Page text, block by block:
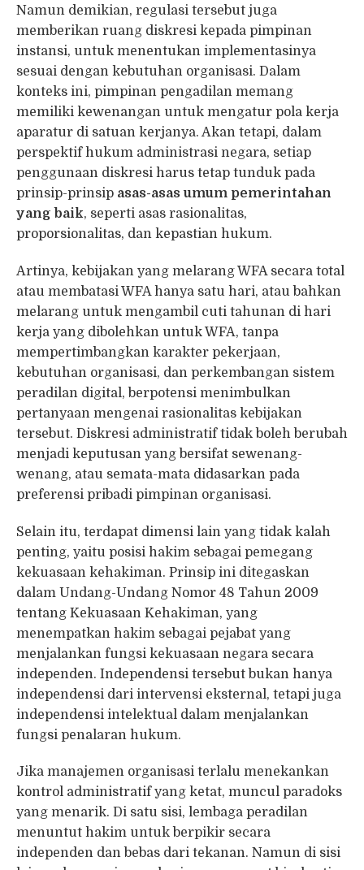
Namun demikian, regulasi tersebut juga
memberikan ruang diskresi kepada pimpinan
instansi, untuk menentukan implementasinya
sesuai dengan kebutuhan organisasi. Dalam
konteks ini, pimpinan pengadilan memang
memiliki kewenangan untuk mengatur pola kerja
aparatur di satuan kerjanya. Akan tetapi, dalam
perspektif hukum administrasi negara, setiap
penggunaan diskresi harus tetap tunduk pada
prinsip-prinsip asas-asas umum pemerintahan
yang baik, seperti asas rasionalitas,
proporsionalitas, dan kepastian hukum.
Artinya, kebijakan yang melarang WFA secara total
atau membatasi WFA hanya satu hari, atau bahkan
melarang untuk mengambil cuti tahunan di hari
kerja yang dibolehkan untuk WFA, tanpa
mempertimbangkan karakter pekerjaan,
kebutuhan organisasi, dan perkembangan sistem
peradilan digital, berpotensi menimbulkan
pertanyaan mengenai rasionalitas kebijakan
tersebut. Diskresi administratif tidak boleh berubah
menjadi keputusan yang bersifat sewenang-
wenang, atau semata-mata didasarkan pada
preferensi pribadi pimpinan organisasi.
Selain itu, terdapat dimensi lain yang tidak kalah
penting, yaitu posisi hakim sebagai pemegang
kekuasaan kehakiman. Prinsip ini ditegaskan
dalam Undang-Undang Nomor 48 Tahun 2009
tentang Kekuasaan Kehakiman, yang
menempatkan hakim sebagai pejabat yang
menjalankan fungsi kekuasaan negara secara
independen. Independensi tersebut bukan hanya
independensi dari intervensi eksternal, tetapi juga
independensi intelektual dalam menjalankan
fungsi penalaran hukum.
Jika manajemen organisasi terlalu menekankan
kontrol administratif yang ketat, muncul paradoks
yang menarik. Di satu sisi, lembaga peradilan
menuntut hakim untuk berpikir secara
independen dan bebas dari tekanan. Namun di sisi